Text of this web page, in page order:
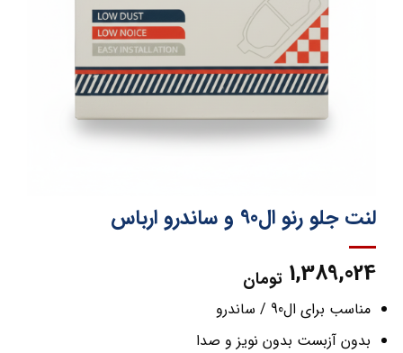
لنت جلو رنو ال90 و ساندرو ارباس
1,389,024 تومان
مناسب برای ال90 / ساندرو
بدون آزبست بدون نویز و صدا